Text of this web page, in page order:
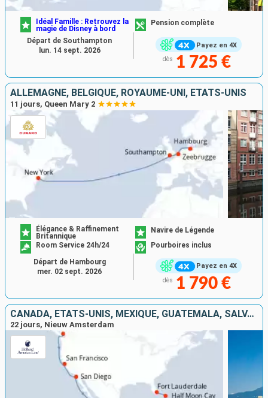
Payez en 4X
Idéal Famille : Retrouvez la
magie de Disney à bord
Pension complète
dès 1 725 €
Départ de Southampton
lun. 14 sept. 2026
ALLEMAGNE, BELGIQUE, ROYAUME-UNI, ÉTATS-UNIS
11 jours, Queen Mary 2
Payez en 4X
Élégance & Raffinement
Britannique
Navire de Légende
Room Service 24h/24
Pourboires inclus
dès 1 790 €
Départ de Hambourg
mer. 02 sept. 2026
CANADA, ÉTATS-UNIS, MEXIQUE, GUATEMALA, SALVADOR, PANAMA, COLOMBIE, BAHAMAS
22 jours, Nieuw Amsterdam